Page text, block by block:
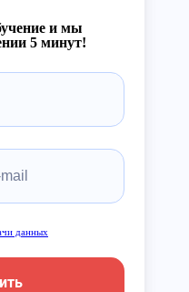
и мы
5 минут!
данных